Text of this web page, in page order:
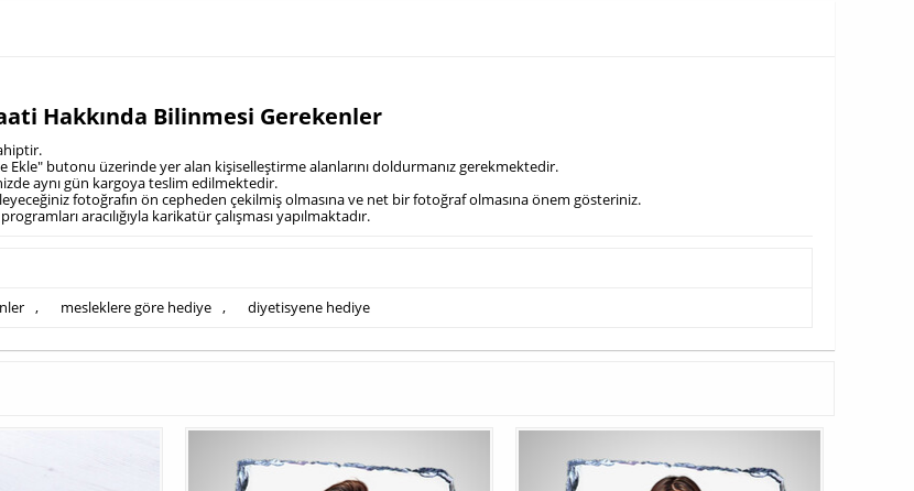
Hakkında Bilinmesi Gerekenler
Ekle" butonu üzerinde yer alan kişiselleştirme alanlarını doldurmanız gerekmektedir.
aynı gün kargoya teslim edilmektedir.
fotoğrafın ön cepheden çekilmiş olmasına ve net bir fotoğraf olmasına önem gösteriniz.
aracılığıyla karikatür çalışması yapılmaktadır.
, mesleklere göre hediye , diyetisyene hediye